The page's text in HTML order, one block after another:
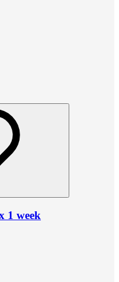
1 week